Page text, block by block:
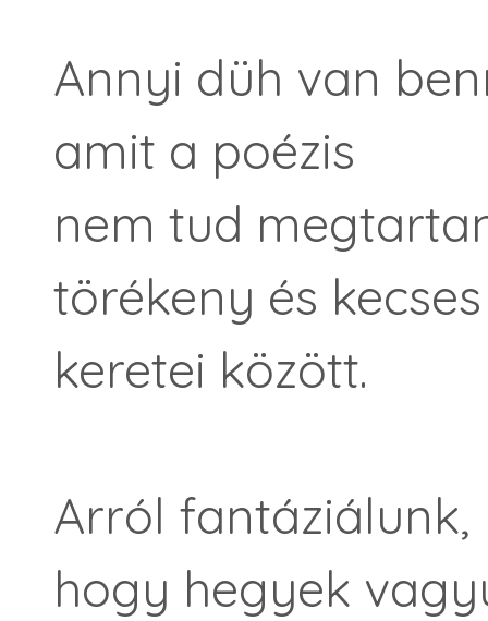
Annyi düh van
amit a poézis
nem tud
törékeny és kecses
keretei között.
Arról fantáziálunk,
hogy hegyek